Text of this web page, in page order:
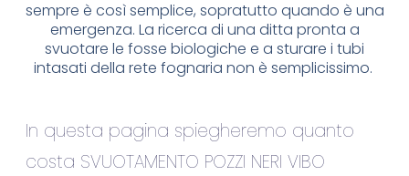
sempre è così semplice, sopratutto quando è una
emergenza. La ricerca di una ditta pronta a
svuotare le fosse biologiche e a sturare i tubi
intasati della rete fognaria non è semplicissimo.
In questa pagina spiegheremo quanto
costa SVUOTAMENTO POZZI NERI VIBO